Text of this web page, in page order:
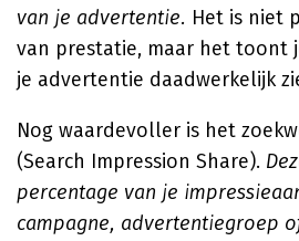
van je advertentie. Het is niet
van prestatie, maar het toont
je advertentie daadwerkelijk
Nog waardevoller is het
(Search Impression Share).
percentage van je
campagne, advertentiegroep